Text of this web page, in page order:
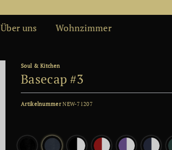
Über uns Wohnzimmer
Soul & Kitchen
Basecap #3
ArtikelnummerNEW-71207